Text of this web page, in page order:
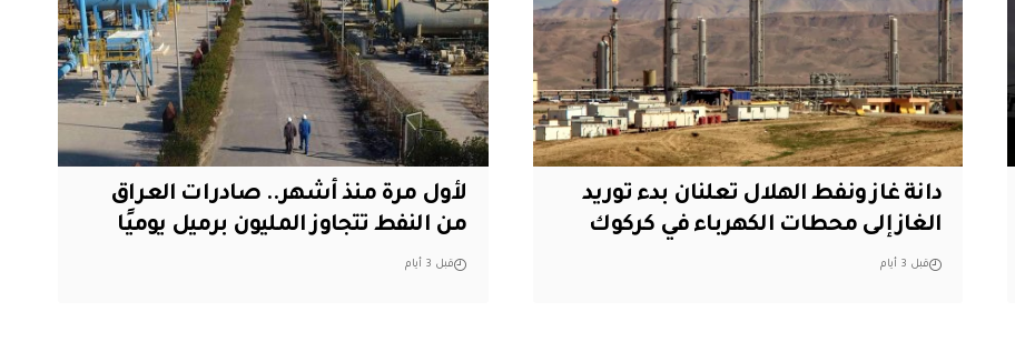
دانة غاز ونفط الهلال تعلنان بدء توريد
الغاز إلى محطات الكهرباء في كركوك
قبل 3 أيام
لأول مرة منذ أشهر.. صادرات العراق
من النفط تتجاوز المليون برميل يوميًا
قبل 3 أيام